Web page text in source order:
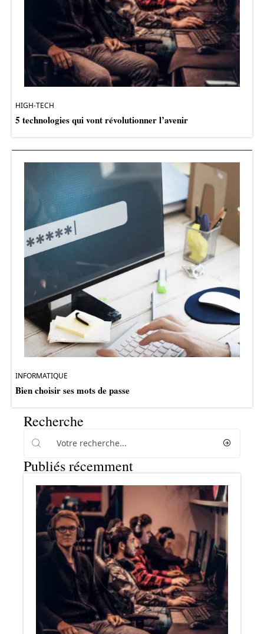
HIGH-TECH
5 technologies qui vont révolutionner l’avenir
INFORMATIQUE
Bien choisir ses mots de passe
Recherche
Publiés récemment